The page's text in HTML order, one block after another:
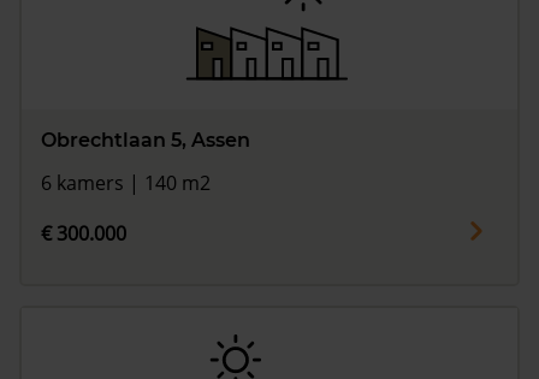
Obrechtlaan 5, Assen
6 kamers | 140 m2
€ 300.000